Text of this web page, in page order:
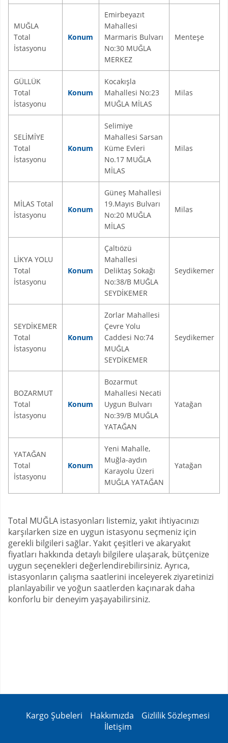
MUĞLA
Total
İstasyonu
Konum
Emirbeyazıt
Mahallesi
Marmaris Bulvarı
No:30 MUĞLA
MERKEZ
Menteşe
GÜLLÜK
Total
İstasyonu
Konum
Kocakışla
Mahallesi No:23
MUĞLA MİLAS
Milas
SELİMİYE
Total
İstasyonu
Konum
Selimiye
Mahallesi Sarsan
Küme Evleri
No.17 MUĞLA
MİLAS
Milas
MİLAS Total
İstasyonu
Konum
Güneş Mahallesi
19.Mayıs Bulvarı
No:20 MUĞLA
MİLAS
Milas
LİKYA YOLU
Total
İstasyonu
Konum
Çaltıözü
Mahallesi
Deliktaş Sokağı
No:38/B MUĞLA
SEYDİKEMER
Seydikemer
SEYDİKEMER
Total
İstasyonu
Konum
Zorlar Mahallesi
Çevre Yolu
Caddesi No:74
MUĞLA
SEYDİKEMER
Seydikemer
BOZARMUT
Total
İstasyonu
Konum
Bozarmut
Mahallesi Necati
Uygun Bulvarı
No:39/B MUĞLA
YATAĞAN
Yatağan
YATAĞAN
Total
İstasyonu
Konum
Yeni Mahalle,
Muğla-aydın
Karayolu Üzeri
MUĞLA YATAĞAN
Yatağan
Total MUĞLA istasyonları listemiz, yakıt ihtiyacınızı
karşılarken size en uygun istasyonu seçmeniz için
gerekli bilgileri sağlar. Yakıt çeşitleri ve akaryakıt
fiyatları hakkında detaylı bilgilere ulaşarak, bütçenize
uygun seçenekleri değerlendirebilirsiniz. Ayrıca,
istasyonların çalışma saatlerini inceleyerek ziyaretinizi
planlayabilir ve yoğun saatlerden kaçınarak daha
konforlu bir deneyim yaşayabilirsiniz.
Kargo Şubeleri Hakkımızda
Gizlilik Sözleşmesi
İletişim